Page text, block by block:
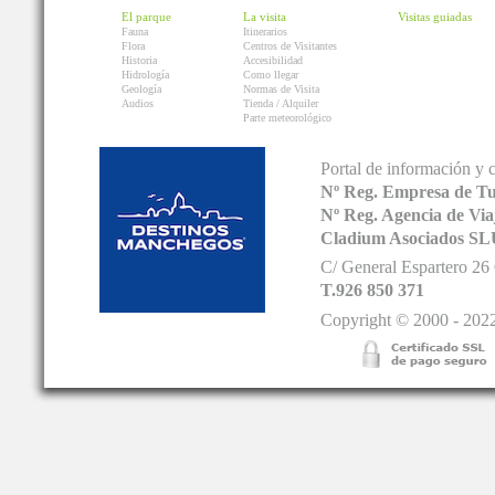
El parque
Fauna
Flora
Historia
Hidrología
Geología
Audios
La visita
Itinerarios
Centros de Visitantes
Accesibilidad
Como llegar
Normas de Visita
Tienda / Alquiler
Parte meteorológico
Visitas guiadas
Portal de información y
Nº Reg. Empresa de
Nº Reg. Agencia de
Cladium Asociados
C/ General Espartero
T.926 850 371
Copyright © 2000 -